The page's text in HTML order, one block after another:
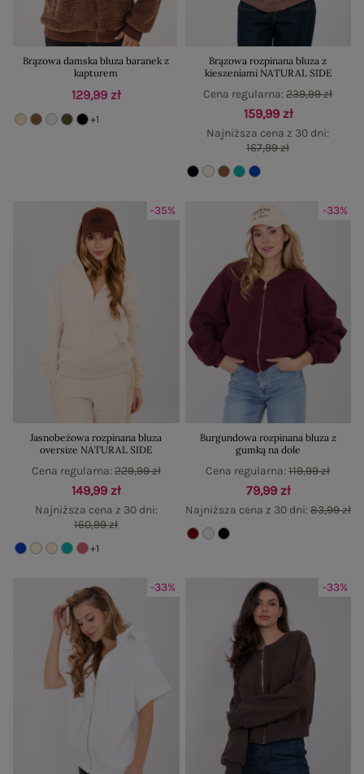
Brązowa damska bluza baranek z
kapturem
129,99 zł
+1
Brązowa rozpinana bluza z
kieszeniami NATURAL SIDE
159,99 zł
Najniższa cena z 30 dni:
167,99 zł
Cena regularna:239,99 zł
-35%
Jasnobeżowa rozpinana bluza
oversize NATURAL SIDE
149,99 zł
Najniższa cena z 30 dni:
160,99 zł
Cena regularna:229,99 zł
+1
-33%
Burgundowa rozpinana bluza z
gumką na dole
79,99 zł
Najniższa cena z 30 dni:83,99 zł
Cena regularna:119,99 zł
-33% -33%